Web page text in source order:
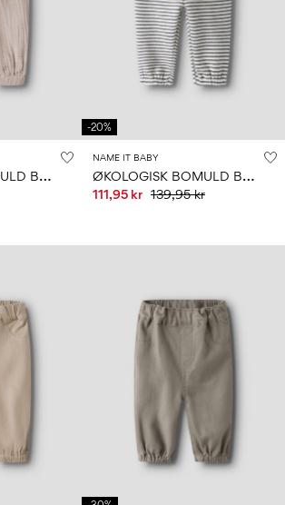
Ø
KOLOGISK BOMULD BUKSER
-20%
NAME IT BABY
Ø
KOLOGISK BOMULD BUKSER
111,95 kr 139,95 kr